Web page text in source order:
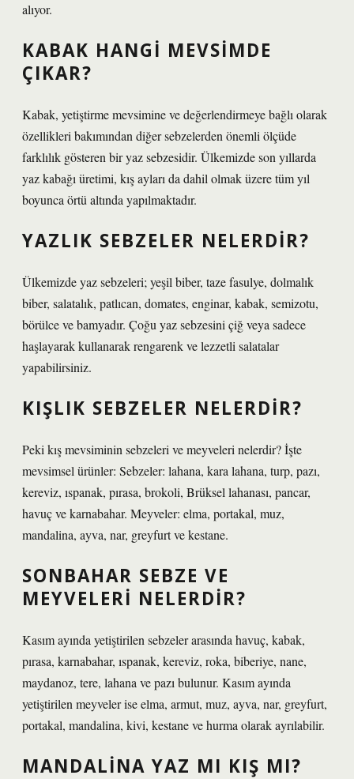
alıyor.
KABAK HANGI MEVSIMDE
ÇIKAR?
Kabak, yetiştirme mevsimine ve değerlendirmeye bağlı olarak
özellikleri bakımından diğer sebzelerden önemli ölçüde
farklılık gösteren bir yaz sebzesidir. Ülkemizde son yıllarda
yaz kabağı üretimi, kış ayları da dahil olmak üzere tüm yıl
boyunca örtü altında yapılmaktadır.
YAZLIK SEBZELER NELERDIR?
Ülkemizde yaz sebzeleri; yeşil biber, taze fasulye, dolmalık
biber, salatalık, patlıcan, domates, enginar, kabak, semizotu,
börülce ve bamyadır. Çoğu yaz sebzesini çiğ veya sadece
haşlayarak kullanarak rengarenk ve lezzetli salatalar
yapabilirsiniz.
KIŞLIK SEBZELER NELERDIR?
Peki kış mevsiminin sebzeleri ve meyveleri nelerdir? İşte
mevsimsel ürünler: Sebzeler: lahana, kara lahana, turp, pazı,
kereviz, ıspanak, pırasa, brokoli, Brüksel lahanası, pancar,
havuç ve karnabahar. Meyveler: elma, portakal, muz,
mandalina, ayva, nar, greyfurt ve kestane.
SONBAHAR SEBZE VE
MEYVELERI NELERDIR?
Kasım ayında yetiştirilen sebzeler arasında havuç, kabak,
pırasa, karnabahar, ıspanak, kereviz, roka, biberiye, nane,
maydanoz, tere, lahana ve pazı bulunur. Kasım ayında
yetiştirilen meyveler ise elma, armut, muz, ayva, nar, greyfurt,
portakal, mandalina, kivi, kestane ve hurma olarak ayrılabilir.
MANDALINA YAZ MI KIŞ MI?